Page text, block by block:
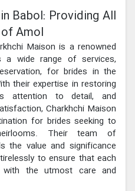
Babol: Providing All
Amol
Maison is a renowned
a wide range of services,
for brides in the
their expertise in restoring
attention to detail, and
Charkhchi Maison
for brides seeking to
Their team of
the value and significance
to ensure that each
the utmost care and